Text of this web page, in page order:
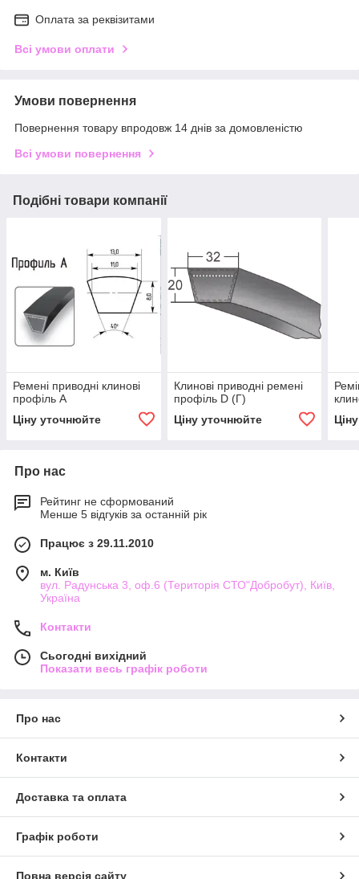
Оплата за реквізитами
Всі умови оплати
Умови повернення
Повернення товару впродовж 14 днів за домовленістю
Всі умови повернення
Подібні товари компанії
Ремені приводні клинові
профіль А
Ціну уточнюйте
Клинові приводні ремені
профіль D (Г)
Ціну уточнюйте
Про нас
Рейтинг не сформований
Менше 5 відгуків за останній рік
Працює з 29.11.2010
м. Київ
вул. Радунська 3, оф.6 (Територія СТО"Добробут), Київ,
Україна
Контакти
Сьогодні вихідний
Показати весь графік роботи
Про нас
Контакти
Доставка та оплата
Графік роботи
Повна версія сайту